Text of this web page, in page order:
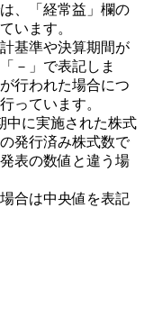
、「経常益」欄の
います。
基準や決算期間が
－」で表記しま
行われた場合につ
っています。
中に実施された株式
発行済み株式数で
表の数値と違う場
合は中央値を表記